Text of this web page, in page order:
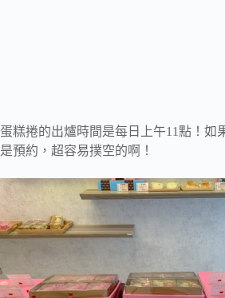
蛋糕捲的出爐時間是每日上午11點！如
是預約，超容易撲空的啊！